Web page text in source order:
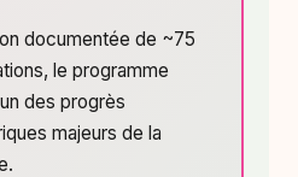
documentée de ~75
le programme
des progrès
majeurs de la